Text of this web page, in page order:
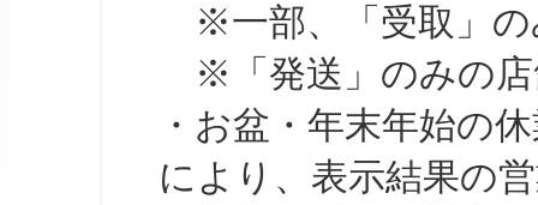
※一部、「受取」の
※「発送」のみの店
・お盆・年末年始の
により、表示結果の